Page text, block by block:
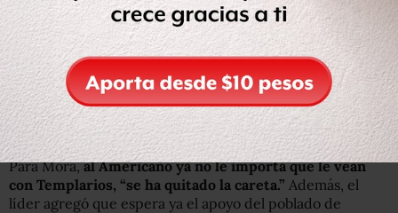
Relato del conflicto enPunto de Partida:
Para Mora,al Americano ya no le importa que le vean
con Templarios, “se ha quitado la careta.” Además, el
líder agregó que espera ya el apoyo del poblado de